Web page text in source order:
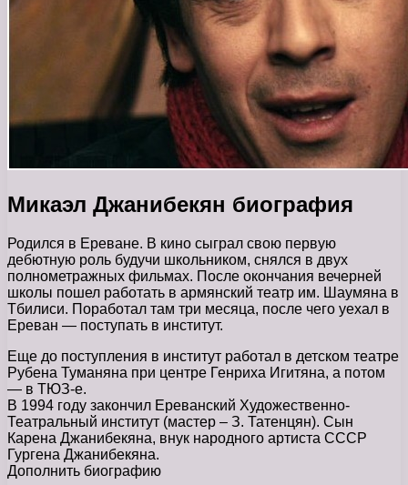
Микаэл Джанибекян биография
Родился в Ереване. В кино сыграл свою первую
дебютную роль будучи школьником, снялся в двух
полнометражных фильмах. После окончания вечерней
школы пошел работать в армянский театр им. Шаумяна в
Тбилиси. Поработал там три месяца, после чего уехал в
Ереван — поступать в институт.
Еще до поступления в институт работал в детском театре
Рубена Туманяна при центре Генриха Игитяна, а потом
— в ТЮЗ-е.
В 1994 году закончил Ереванский Художественно-
Театральный институт (мастер – З. Татенцян). Сын
Карена Джанибекяна, внук народного артиста СССР
Гургена Джанибекяна.
Дополнить биографию